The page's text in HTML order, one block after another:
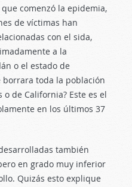
comenzó la epidemia,
de víctimas han
con el sida,
a la
o el estado de
borrara toda la población
de California? Este es el
en los últimos 37
también
en grado muy inferior
Quizás esto explique